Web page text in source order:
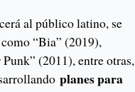
al público latino, se
“Bia” (2019),
(2011), entre otras,
planes para